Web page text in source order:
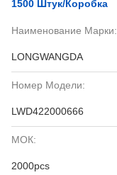
1500 Штук/коробка
Наименование Марки:
LONGWANGDA
Номер Модели:
LWD422000666
МОК:
2000pcs